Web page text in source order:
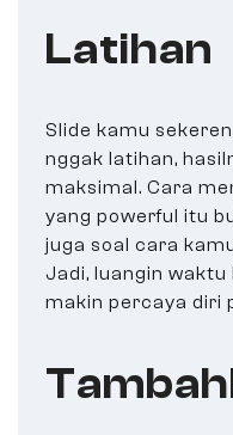
Latihan
Slide kamu
nggak latihan,
maksimal. Cara
yang powerful itu
juga soal cara
Jadi, luangin
makin percaya diri